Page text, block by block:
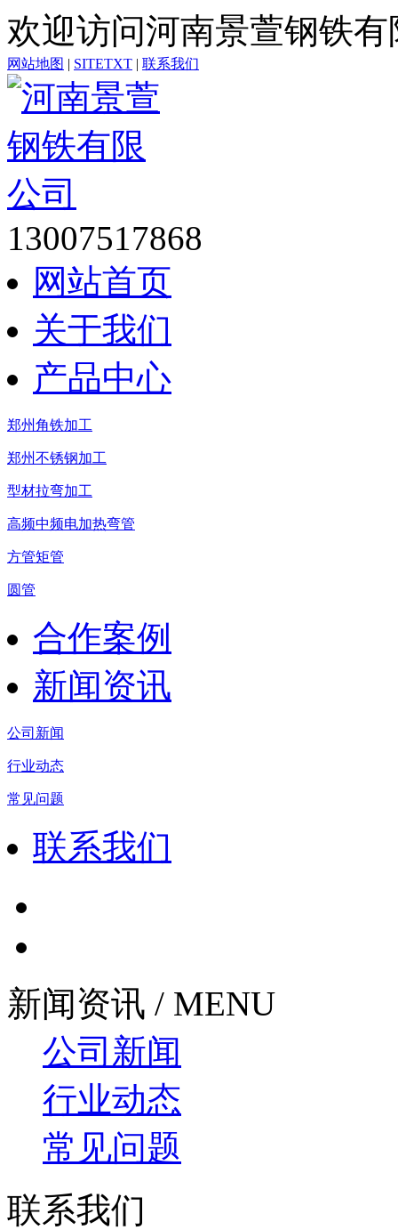
欢迎访问河南景萱钢铁有
网站地图 | SITETXT | 联系我们
13007517868
网站首页
关于我们
产品中心
郑州角铁加工
郑州不锈钢加工
型材拉弯加工
高频中频电加热弯管
方管矩管
圆管
合作案例
新闻资讯
公司新闻
行业动态
常见问题
联系我们
新闻资讯 / MENU
公司新闻
行业动态
常见问题
联系我们